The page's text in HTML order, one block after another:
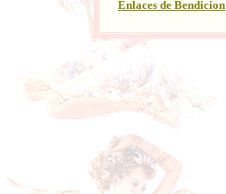
Enlaces de Bendicion